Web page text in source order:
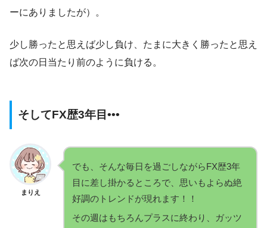
ーにありましたが）。
少し勝ったと思えば少し負け、たまに大きく勝ったと思え
ば次の日当たり前のように負ける。
そしてFX歴3年目•••
まりえ
でも、そんな毎日を過ごしながらFX歴3年
目に差し掛かるところで、思いもよらぬ絶
好調のトレンドが現れます！！
その週はもちろんプラスに終わり、ガッツ